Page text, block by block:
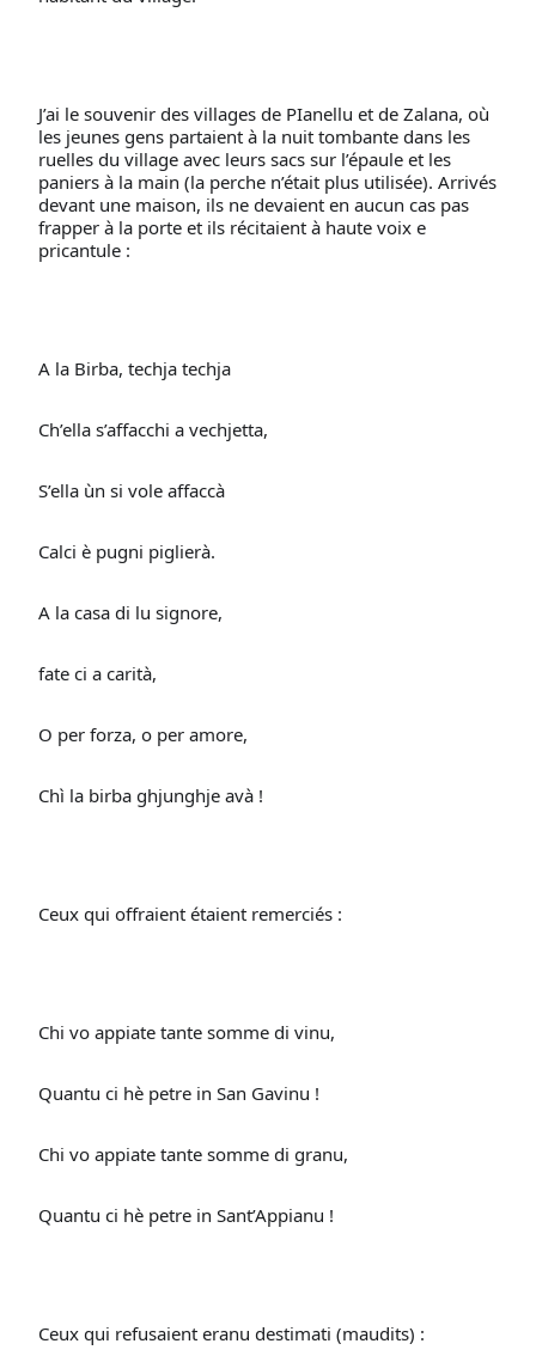
J’ai le souvenir des villages de PIanellu et de Zalana, où
les jeunes gens partaient à la nuit tombante dans les
ruelles du village avec leurs sacs sur l’épaule et les
paniers à la main (la perche n’était plus utilisée). Arrivés
devant une maison, ils ne devaient en aucun cas pas
frapper à la porte et ils récitaient à haute voix e
pricantule :
A la Birba, techja techja
Ch’ella s’affacchi a vechjetta,
S’ella ùn si vole affaccà
Calci è pugni piglierà.
A la casa di lu signore,
fate ci a carità,
O per forza, o per amore,
Chì la birba ghjunghje avà !
Ceux qui offraient étaient remerciés :
Chi vo appiate tante somme di vinu,
Quantu ci hè petre in San Gavinu !
Chi vo appiate tante somme di granu,
Quantu ci hè petre in Sant’Appianu !
Ceux qui refusaient eranu destimati (maudits) :